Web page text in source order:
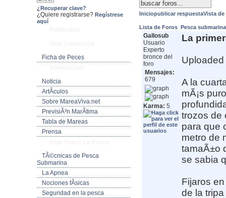
¿Recuperar clave?
¿Quiere registrarse? Regístrese
aquí
Ficha de Peces
Noticia
ArtÃ­culos
Sobre MareaViva.net
PrevisiÃ³n MarÃ­tima
Tabla de Mareas
Prensa
TÃ©cnicas de Pesca
Submarina
La Apnea
Nociones fÃ­sicas
Seguridad en la pesca
Iniciopublicar respuestaVista de
Lista de Foros Pesca
Gallosub
Usuario
Experto
bronce del
foro
Mensajes:
679
Karma: 5
La
A la
mÃ¡s
trozos de
para que
metro de
tamaÃ±o
se sabia
Fijaros
de la